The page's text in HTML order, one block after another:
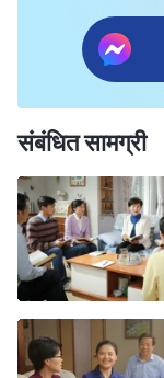
संबंधित सामग्री